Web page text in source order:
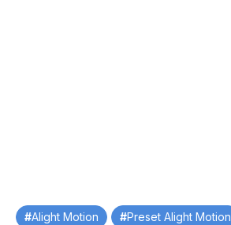
TagAlight Motion Preset Alight Motion